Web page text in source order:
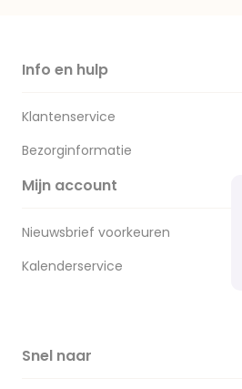
Info en hulp
Klantenservice
Bezorginformatie
Mijn account
Nieuwsbrief voorkeuren
Kalenderservice
Snel naar